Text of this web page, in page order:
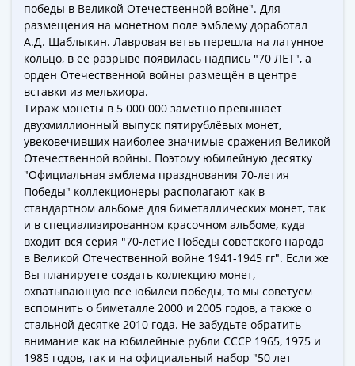
ГКЧП
(1961
1991)
Юбилейные
памятные
Наборы
коллекции
Монеты
Российской
империи
Николай
(1894-
1917)
Александр
победы в Великой Отечественной войне". Для
размещения на монетном поле эмблему доработал
А.Д. Щаблыкин. Лавровая ветвь перешла на латунное
кольцо, в её разрыве появилась надпись "70 ЛЕТ", а
орден Отечественной войны размещён в центре
вставки из мельхиора.
Тираж монеты в 5 000 000 заметно превышает
двухмиллионный выпуск пятирублёвых монет,
увековечивших наиболее значимые сражения Великой
Отечественной войны. Поэтому юбилейную десятку
"Официальная эмблема празднования 70-летия
Победы" коллекционеры располагают как в
стандартном альбоме для биметаллических монет, так
и в специализированном красочном альбоме, куда
входит вся серия "70-летие Победы советского народа
в Великой Отечественной войне 1941-1945 гг". Если же
Вы планируете создать коллекцию монет,
охватывающую все юбилеи победы, то мы советуем
вспомнить о биметалле 2000 и 2005 годов, а также о
стальной десятке 2010 года. Не забудьте обратить
внимание как на юбилейные рубли СССР 1965, 1975 и
1985 годов, так и на официальный набор "50 лет